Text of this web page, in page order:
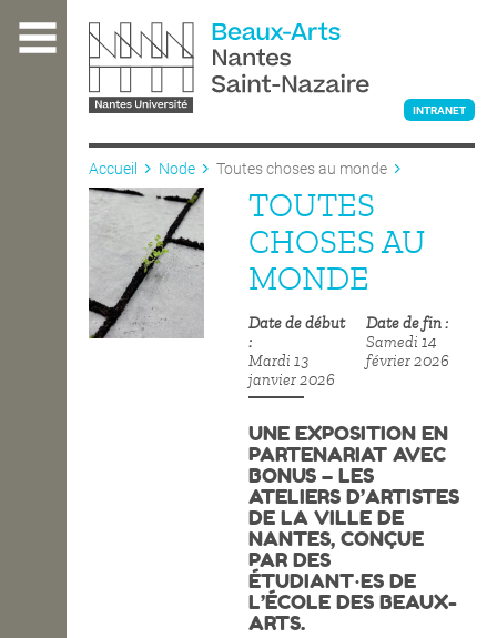
contenu
L'ÉCOLE
ENSEIGNEMENT
INTRANET
Accueil Node Toutes choses au monde
TOUTES
CHOSES AU
MONDE
Date de début
Mardi 13
janvier 2026
Date de fin
Samedi 14
février 2026
UNE EXPOSITION EN
PARTENARIAT AVEC
BONUS – LES
ATELIERS D’ARTISTES
DE LA VILLE DE
NANTES, CONÇUE
PAR DES
ÉTUDIANT·ES DE
L’ÉCOLE DES BEAUX-
ARTS.